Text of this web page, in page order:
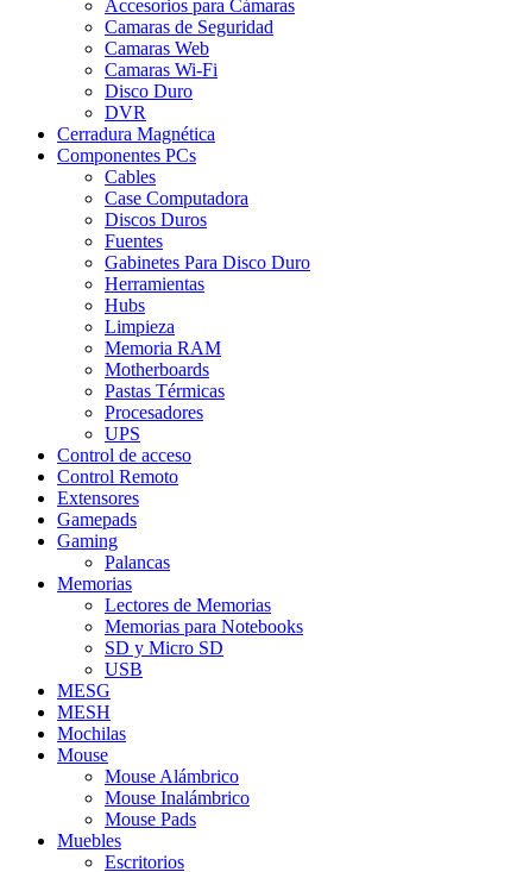
Accesorios para Cámaras
Camaras de Seguridad
Camaras Web
Camaras Wi-Fi
Disco Duro
DVR
Cerradura Magnética
Componentes PCs
Cables
Case Computadora
Discos Duros
Fuentes
Gabinetes Para Disco Duro
Herramientas
Hubs
Limpieza
Memoria RAM
Motherboards
Pastas Térmicas
Procesadores
UPS
Control de acceso
Control Remoto
Extensores
Gamepads
Gaming
Palancas
Memorias
Lectores de Memorias
Memorias para Notebooks
SD y Micro SD
USB
MESG
MESH
Mochilas
Mouse
Mouse Alámbrico
Mouse Inalámbrico
Mouse Pads
Muebles
Escritorios